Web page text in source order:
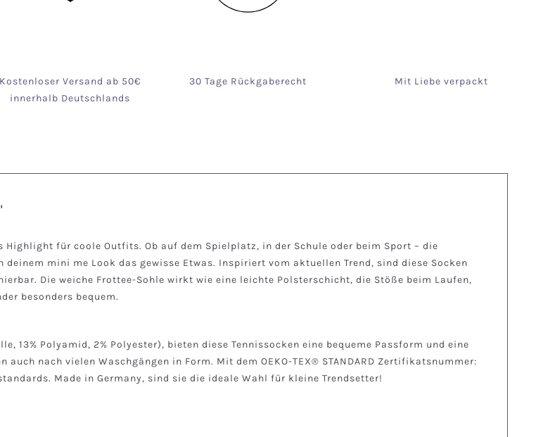
Kostenloser Versand ab 50€
innerhalb Deutschlands
30 Tage Rückgaberecht Mit Liebe verpackt
für coole Outfits. Ob auf dem Spielplatz, in der Schule oder beim Sport – die
mini me Look das gewisse Etwas. Inspiriert vom aktuellen Trend, sind diese Socken
Die weiche Frottee-Sohle wirkt wie eine leichte Polsterschicht, die Stöße beim Laufen,
besonders bequem.
13% Polyamid, 2% Polyester), bieten diese Tennissocken eine bequeme Passform und eine
nach vielen Waschgängen in Form. Mit dem OEKO-TEX® STANDARD Zertifikatsnummer:
Made in Germany, sind sie die ideale Wahl für kleine Trendsetter!